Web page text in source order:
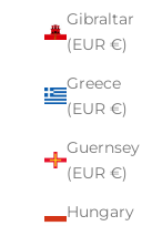
Gibraltar
(EUR €)
Greece
(EUR €)
Guernsey
(EUR €)
Hungary